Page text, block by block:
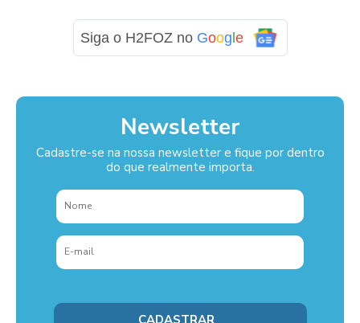
Siga o H2FOZ no Goog e
Newsletter
Cadastre-se na nossa newsletter e fique por dentro
do que realmente importa.